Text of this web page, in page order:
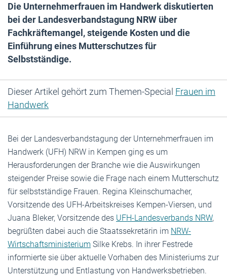
Die Unternehmerfrauen im Handwerk diskutierten
bei der Landesverbandstagung NRW über
Fachkräftemangel, steigende Kosten und die
Einführung eines Mutterschutzes für
Selbstständige.
Dieser Artikel gehört zum Themen-Special Frauen im
Handwerk
Bei der Landesverbandstagung der Unternehmerfrauen im
Handwerk (UFH) NRW in Kempen ging es um
Herausforderungen der Branche wie die Auswirkungen
steigender Preise sowie die Frage nach einem Mutterschutz
für selbstständige Frauen. Regina Kleinschumacher,
Vorsitzende des UFH-Arbeitskreises Kempen-Viersen, und
Juana Bleker, Vorsitzende des UFH-Landesverbands NRW,
begrüßten dabei auch die Staatssekretärin im NRW-
Wirtschaftsministerium Silke Krebs. In ihrer Festrede
informierte sie über aktuelle Vorhaben des Ministeriums zur
Unterstützung und Entlastung von Handwerksbetrieben.